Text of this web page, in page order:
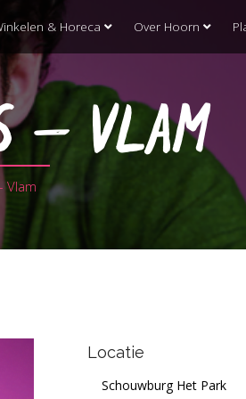
& Horeca Over Hoorn
– VLAM
Vlam
Locatie
Schouwburg Het Park